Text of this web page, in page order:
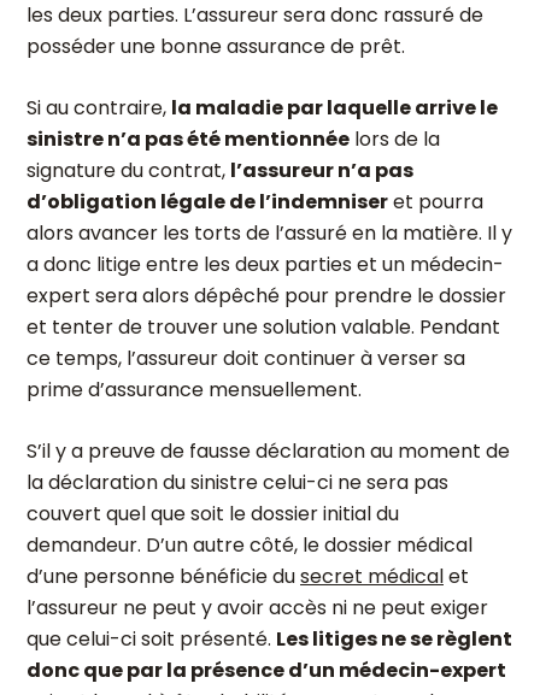
les deux parties. L’assureur sera donc rassuré de
posséder une bonne assurance de prêt.
Si au contraire, la maladie par laquelle arrive le
sinistre n’a pas été mentionnée lors de la
signature du contrat, l’assureur n’a pas
d’obligation légale de l’indemniseret pourra
alors avancer les torts de l’assuré en la matière. Il y
a donc litige entre les deux parties et un médecin-
expert sera alors dépêché pour prendre le dossier
et tenter de trouver une solution valable. Pendant
ce temps, l’assureur doit continuer à verser sa
prime d’assurance mensuellement.
S’il y a preuve de fausse déclaration au moment de
la déclaration du sinistre celui-ci ne sera pas
couvert quel que soit le dossier initial du
demandeur. D’un autre côté, le dossier médical
d’une personne bénéficie dusecret médicalet
l’assureur ne peut y avoir accès ni ne peut exiger
que celui-ci soit présenté. Les litiges ne se règlent
donc que par la présence d’un médecin-expert